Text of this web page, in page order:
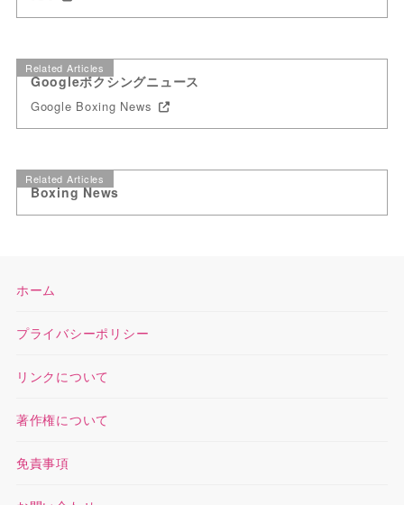
Related Articles
Googleボクシングニュース
Google Boxing News
Related Articles
Boxing News
ホーム
プライバシーポリシー
リンクについて
著作権について
免責事項